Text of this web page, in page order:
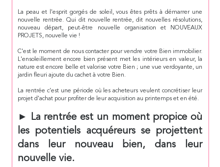
La peau et l'esprit gorgés de soleil, vous êtes prêts à démarrer une
nouvelle rentrée. Qui dit nouvelle rentrée, dit nouvelles résolutions,
nouveau départ, peut-être nouvelle organisation et NOUVEAUX
PROJETS, nouvelle vie !
C'est le moment de nous contacter pour vendre votre Bien immobilier.
L'ensoleillement encore bien présent met les intérieurs en valeur, la
nature est encore belle et valorise votre Bien ; une vue verdoyante, un
jardin fleuri ajoute du cachet à votre Bien.
La rentrée c'est une période où les acheteurs veulent concrétiser leur
projet d'achat pour profiter de leur acquisition au printemps et en été.
► La rentrée est un moment propice où
les potentiels acquéreurs se projettent
dans leur nouveau bien, dans leur
nouvelle vie.